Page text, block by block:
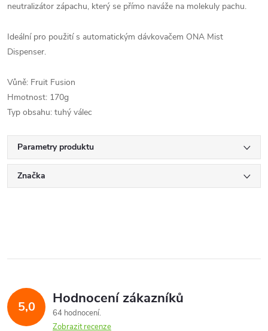
neutralizátor zápachu, který se přímo naváže na molekuly pachu.
Ideální pro použití s automatickým dávkovačem ONA Mist
Dispenser.
Vůně: Fruit Fusion
Hmotnost: 170g
Typ obsahu: tuhý válec
Parametry produktu
Značka
5,0 Hodnocení zákazníků
64 hodnocení
Zobrazit recenze